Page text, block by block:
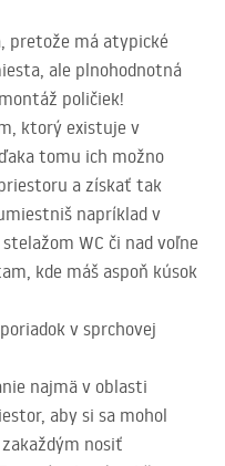
pretože má atypické
ale plnohodnotná
poličiek!
ktorý existuje v
tomu ich možno
a získať tak
napríklad v
WC či nad voľne
kde máš aspoň kúsok
v sprchovej
najmä v oblasti
aby si sa mohol
nosiť